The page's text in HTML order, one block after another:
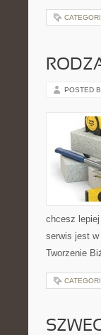
POSTED
chcesz
serwis jest
Tworzenie